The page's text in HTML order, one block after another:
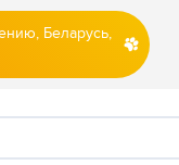
Беларусь,